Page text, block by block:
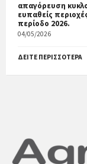
απαγόρευση
ευπαθείς
περίοδο 2026.
04/05/2026
ΔΕΊΤΕ ΠΕΡΙΣΣΌΤΕΡΑ